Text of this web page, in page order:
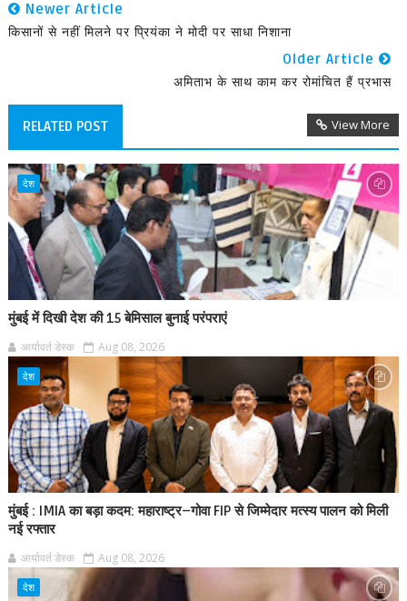
Newer Article
किसानों से नहीं मिलने पर प्रियंका ने मोदी पर साधा निशाना
Older Article
अमिताभ के साथ काम कर रोमांचित हैं प्रभास
RELATED POST View More
देश
मुंबई में दिखी देश की 15 बेमिसाल बुनाई परंपराएं
आर्यावर्त डेस्क Aug 08, 2026
देश
मुंबई : IMIA का बड़ा कदम: महाराष्ट्र–गोवा FIP से जिम्मेदार मत्स्य पालन को मिली
नई रफ्तार
आर्यावर्त डेस्क Aug 08, 2026
देश